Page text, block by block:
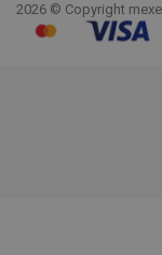
2026 © Copyright